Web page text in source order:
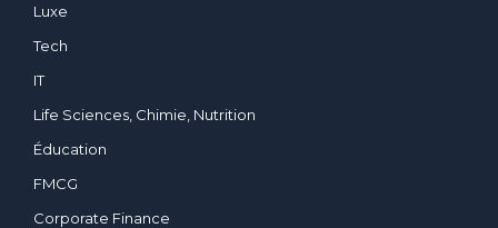
Luxe
Tech
IT
Life Sciences, Chimie, Nutrition
Éducation
FMCG
Corporate Finance